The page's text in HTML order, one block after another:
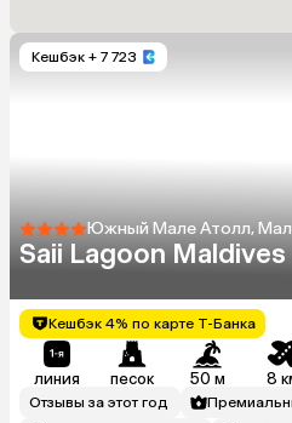
Кешбэк + 7 723
Южный Мале Атолл,
Saii Lagoon Maldives
Кешбэк 4% по карте Т-Банка
линия песок 50 м 8
Отзывы за этот год